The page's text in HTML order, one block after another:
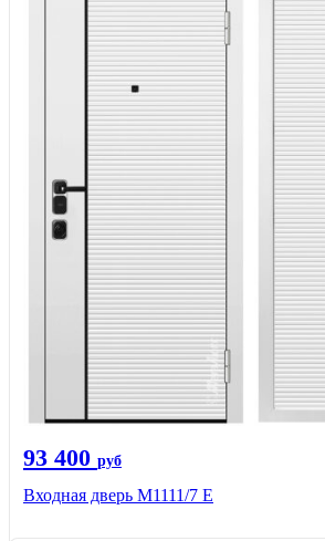
93 400 руб
Входная дверь М1111/7 Е